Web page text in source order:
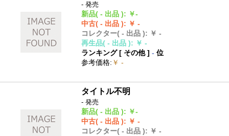
- 発売
新品( - 出品 ): ￥-
中古( - 出品 ): ￥ -
コレクター( - 出品 ): ￥ -
再生品( - 出品 ): ￥ -
ランキング [ その他]- 位
参考価格: ￥ -
タイトル不明
- 発売
新品( - 出品 ): ￥-
中古( - 出品 ): ￥ -
コレクター( - 出品 ): ￥ -